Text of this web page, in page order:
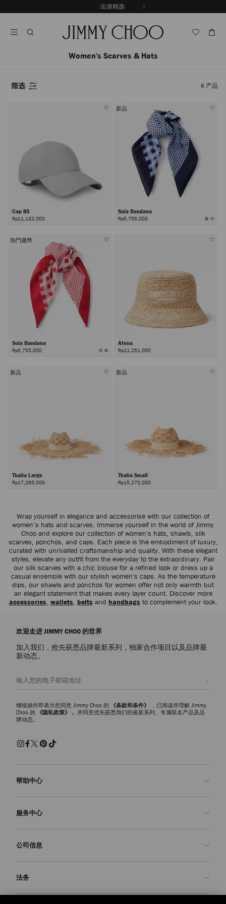
至
探索新品
出游精选
Women's Scarves & Hats
筛选 6 产品
Cap 85
Rp11,132,000
新品
Sula Bandana
Rp5,755,000
熱門趨勢
Sula Bandana
Rp5,755,000
Atena
Rp11,251,000
新品
Thalia Large
Rp17,265,000
新品
Thalia Small
Rp15,270,000
Wrap yourself in elegance and accessorise with our collection of
women’s hats and scarves. Immerse yourself in the world of Jimmy
Choo and explore our collection of women's hats, shawls, silk
scarves, ponchos, and caps. Each piece is the embodiment of luxury,
curated with unrivalled craftsmanship and quality. With these elegant
styles, elevate any outfit from the everyday to the extraordinary. Pair
our silk scarves with a chic blouse for a refined look or dress up a
casual ensemble with our stylish women's caps. As the temperature
dips, our shawls and ponchos for women offer not only warmth but
an elegant statement that makes every layer count. Discover more
accessories, wallets, beltsand handbagsto complement your look.
欢迎走进 JIMMY CHOO 的世界
加入我们，抢先获悉品牌最新系列，独家合作项目以及品牌最
新动态。
继续操作即表示您同意 Jimmy Choo 的 《条款和条件》
，已阅读并理解 Jimmy
Choo 的
《隐私政策》， 并同意优先获悉我们的最新系列、专属联名产品及品
牌动态。
帮助中心
常见问题解答
提交退货
送货
服务中心
定制服务
保修服务
公司信息
我们的历史
法务